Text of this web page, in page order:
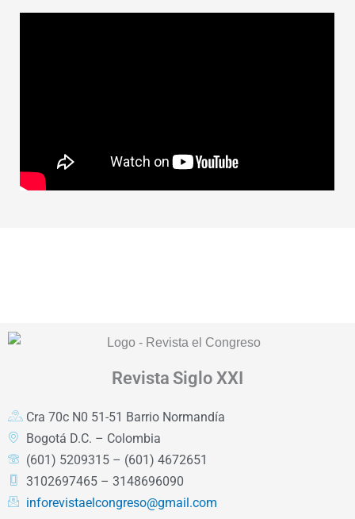
Revista Siglo XXI
Cra 70c N0 51-51 Barrio Normandía
Bogotá D.C. – Colombia
(601) 5209315 – (601) 4672651
3102697465 – 3148696090
inforevistaelcongreso@gmail.com